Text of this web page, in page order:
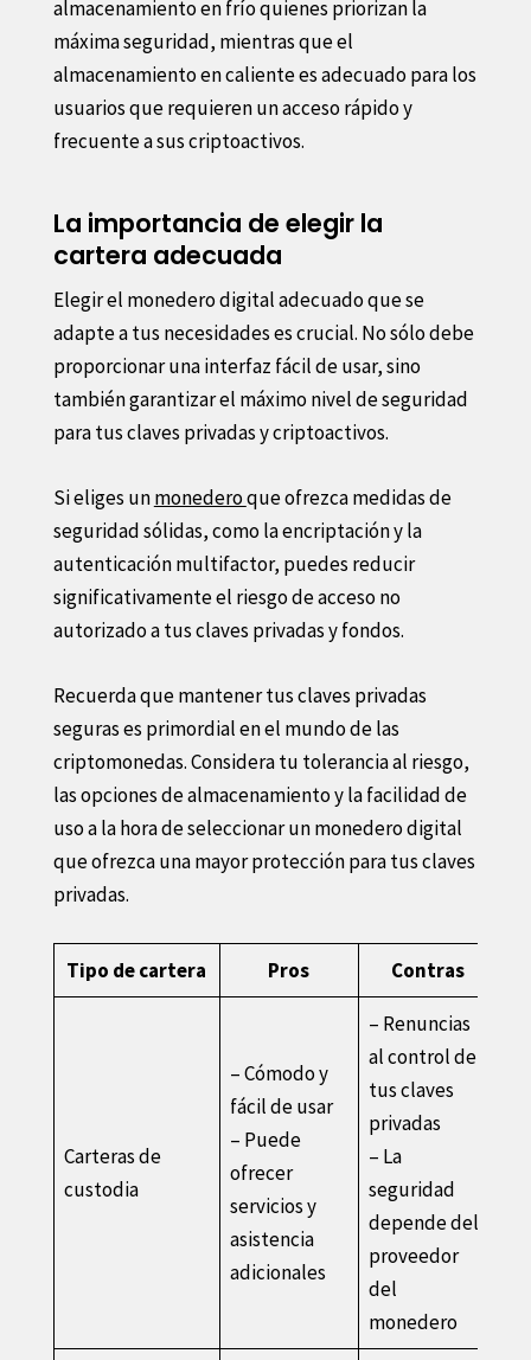
almacenamiento en frío quienes priorizan la
máxima seguridad, mientras que el
almacenamiento en caliente es adecuado para los
usuarios que requieren un acceso rápido y
frecuente a sus criptoactivos.
La importancia de elegir la
cartera adecuada
Elegir el monedero digital adecuado que se
adapte a tus necesidades es crucial. No sólo debe
proporcionar una interfaz fácil de usar, sino
también garantizar el máximo nivel de seguridad
para tus claves privadas y criptoactivos.
Si eliges unmonederoque ofrezca medidas de
seguridad sólidas, como la encriptación y la
autenticación multifactor, puedes reducir
significativamente el riesgo de acceso no
autorizado a tus claves privadas y fondos.
Recuerda que mantener tus claves privadas
seguras es primordial en el mundo de las
criptomonedas. Considera tu tolerancia al riesgo,
las opciones de almacenamiento y la facilidad de
uso a la hora de seleccionar un monedero digital
que ofrezca una mayor protección para tus claves
privadas.
Tipo de cartera Pros Contras
Carteras de
custodia
– Cómodo y
fácil de usar
– Puede
ofrecer
servicios y
asistencia
adicionales
– Renuncias
al control de
tus claves
privadas
– La
seguridad
depende del
proveedor
del
monedero